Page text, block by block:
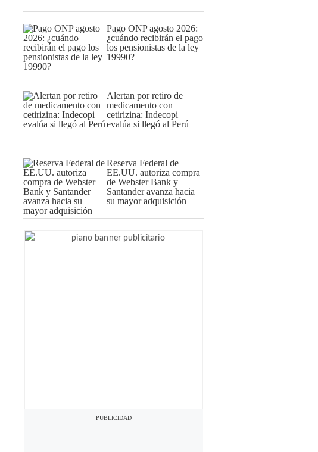
Pago ONP agosto 2026:
¿cuándo recibirán el pago
los pensionistas de la ley
19990?
Alertan por retiro de
medicamento con
cetirizina: Indecopi
evalúa si llegó al Perú
Reserva Federal de
EE.UU. autoriza compra
de Webster Bank y
Santander avanza hacia
su mayor adquisición